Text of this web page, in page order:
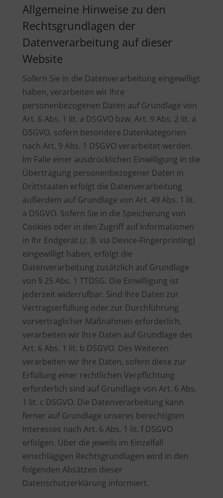
Allgemeine Hinweise zu den
Rechtsgrundlagen der
Datenverarbeitung auf dieser
Website
Sofern Sie in die Datenverarbeitung eingewilligt
haben, verarbeiten wir Ihre
personenbezogenen Daten auf Grundlage von
Art. 6 Abs. 1 lit. a DSGVO bzw. Art. 9 Abs. 2 lit. a
DSGVO, sofern besondere Datenkategorien
nach Art. 9 Abs. 1 DSGVO verarbeitet werden.
Im Falle einer ausdrücklichen Einwilligung in die
Übertragung personenbezogener Daten in
Drittstaaten erfolgt die Datenverarbeitung
außerdem auf Grundlage von Art. 49 Abs. 1 lit.
a DSGVO. Sofern Sie in die Speicherung von
Cookies oder in den Zugriff auf Informationen
in Ihr Endgerät (z. B. via Device-Fingerprinting)
eingewilligt haben, erfolgt die
Datenverarbeitung zusätzlich auf Grundlage
von § 25 Abs. 1 TTDSG. Die Einwilligung ist
jederzeit widerrufbar. Sind Ihre Daten zur
Vertragserfüllung oder zur Durchführung
vorvertraglicher Maßnahmen erforderlich,
verarbeiten wir Ihre Daten auf Grundlage des
Art. 6 Abs. 1 lit. b DSGVO. Des Weiteren
verarbeiten wir Ihre Daten, sofern diese zur
Erfüllung einer rechtlichen Verpflichtung
erforderlich sind auf Grundlage von Art. 6 Abs.
1 lit. c DSGVO. Die Datenverarbeitung kann
ferner auf Grundlage unseres berechtigten
Interesses nach Art. 6 Abs. 1 lit. f DSGVO
erfolgen. Über die jeweils im Einzelfall
einschlägigen Rechtsgrundlagen wird in den
folgenden Absätzen dieser
Datenschutzerklärung informiert.